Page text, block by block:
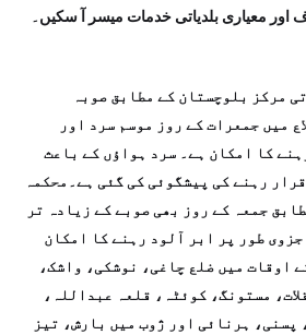
اور معیاری بلدیاتی خدمات میسر آ سکیں۔
مرکز بلوچستان کے مطابق صوبہ
میں جمعرات کے روز موسم سرد اور
کا امکان ہے۔ سرد ہواؤں کے باعث
رہنے کی پیشگوئی کی گئی ہے۔محکمہ
جمعہ کے روز بھی صوبے کے زیادہ تر
جزوی طور پر ابر آلود رہنے کا امکان
اوقات میں ضلع چاغی، نوشکی، واشک،
مستونگ، کوئٹہ، قلعہ عبداللہ،
پسنی، ہرنائی اور ژوب میں بارش، تیز